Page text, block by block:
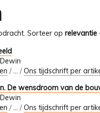
Sorteer op relevantie ·
/… /Ons tijdschrift per
De wensdroom van de
/… /Ons tijdschrift per